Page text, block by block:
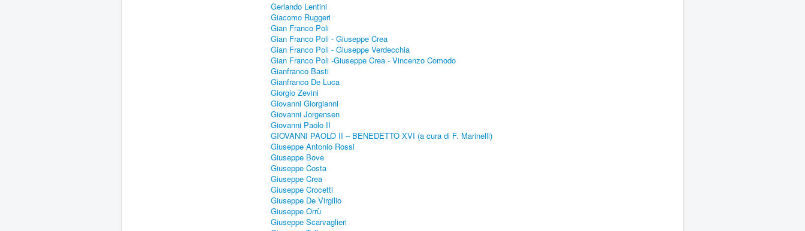
Gerlando Lentini
Giacomo Ruggeri
Gian Franco Poli
Gian Franco Poli - Giuseppe Crea
Gian Franco Poli - Giuseppe Verdecchia
Gian Franco Poli -Giuseppe Crea - Vincenzo Comodo
Gianfranco Basti
Gianfranco De Luca
Giorgio Zevini
Giovanni Giorgianni
Giovanni Jorgensen
Giovanni Paolo II
GIOVANNI PAOLO II – BENEDETTO XVI (a cura di F. Marinelli)
Giuseppe Antonio Rossi
Giuseppe Bove
Giuseppe Costa
Giuseppe Crea
Giuseppe Crocetti
Giuseppe De Virgilio
Giuseppe Orrù
Giuseppe Scarvaglieri